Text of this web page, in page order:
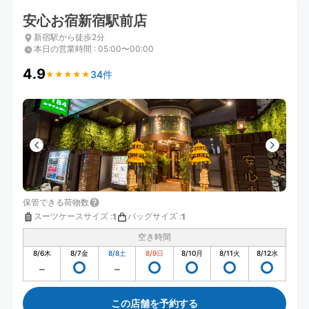
安心お宿新宿駅前店
新宿駅から徒歩2分
本日の営業時間 : 05:00〜00:00
4.9★ ★ ★ ★ ★
★ ★ ★ ★ ★ 34件
保管できる荷物数
スーツケースサイズ :1 バッグサイズ :1
空き時間
8/6木 8/7金 8/8土 8/9日 8/10月 8/11火 8/12水
この店舗を予約する